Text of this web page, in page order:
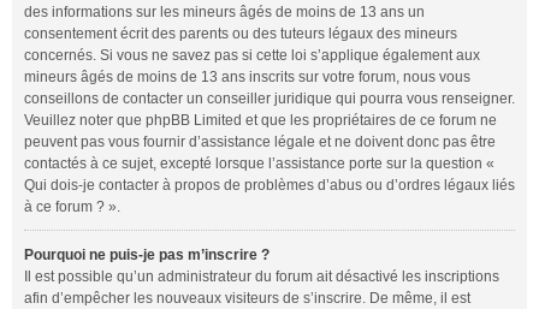
des informations sur les mineurs âgés de moins de 13 ans un
consentement écrit des parents ou des tuteurs légaux des mineurs
concernés. Si vous ne savez pas si cette loi s’applique également aux
mineurs âgés de moins de 13 ans inscrits sur votre forum, nous vous
conseillons de contacter un conseiller juridique qui pourra vous renseigner.
Veuillez noter que phpBB Limited et que les propriétaires de ce forum ne
peuvent pas vous fournir d’assistance légale et ne doivent donc pas être
contactés à ce sujet, excepté lorsque l’assistance porte sur la question «
Qui dois-je contacter à propos de problèmes d’abus ou d’ordres légaux liés
à ce forum ? ».
Pourquoi ne puis-je pas m’inscrire ?
Il est possible qu’un administrateur du forum ait désactivé les inscriptions
afin d’empêcher les nouveaux visiteurs de s’inscrire. De même, il est